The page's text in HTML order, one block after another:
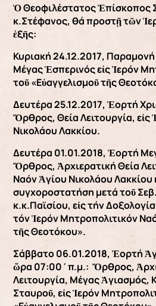
Ὁ Θεοφιλέστατος Ἐπίσκοπος
κ.Στέφανος, θά προστῇ τῶν
ἑξῆς:
Κυριακή 24.12.2017,
Μέγας Ἑσπερινός εἰς Ἱερόν
τοῦ «Εὐαγγελισμοῦ τῆς
Δευτέρα 25.12.2017, Ἑορτή
Ὄρθρος, Θεία Λειτουργία, εἰς
Νικολάου Λακκίου.
Δευτέρα 01.01.2018, Ἑορτή
Ὄρθρος, Ἀρχιερατική Θεία
Ναόν Ἁγίου Νικολάου Λακκίου
συγχοροστατήση μετά τοῦ
κ.κ.Παϊσίου, εἰς τήν
τόν Ἱερόν Μητροπολιτικόν
τῆς Θεοτόκου».
Σάββατο 06.01.2018, Ἑορτή
ὥρα 07:00΄π.μ.: Ὄρθρος,
Λειτουργία, Μέγας Ἁγιασμός,
Σταυροῦ, εἰς Ἱερόν